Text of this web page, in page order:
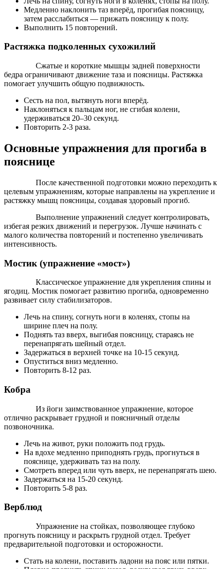
Медленно наклонить таз вперёд, прогибая поясницу,
затем расслабиться — прижать поясницу к полу.
Выполнить 15 повторений.
Растяжка подколенных сухожилий
Сжатые и короткие мышцы задней поверхности
бедра ограничивают движение таза и поясницы. Растяжка
помогает улучшить общую подвижность.
Сесть на пол, вытянуть ноги вперёд.
Наклоняться к пальцам ног, не сгибая колени,
удерживаться 20–30 секунд.
Повторить 2-3 раза.
Основные упражнения для прогиба в
пояснице
После качественной подготовки можно переходить к
целевым упражнениям, которые направлены на укрепление и
растяжку мышц поясницы, создавая здоровый прогиб.
Выполнение упражнений следует контролировать,
избегая резких движений и перегрузок. Лучше начинать с
малого количества повторений и постепенно увеличивать
интенсивность.
Мостик (упражнение «мост»)
Классическое упражнение для укрепления спины и
ягодиц. Мостик помогает развитию прогиба, одновременно
развивает силу стабилизаторов.
Лечь на спину, согнуть ноги в коленях, стопы на
ширине плеч на полу.
Поднять таз вверх, выгибая поясницу, стараясь не
перенапрягать шейный отдел.
Задержаться в верхней точке на 10-15 секунд.
Опуститься вниз медленно.
Повторить 8-12 раз.
Кобра
Из йоги заимствованное упражнение, которое
отлично раскрывает грудной и поясничный отделы
позвоночника.
Лечь на живот, руки положить под грудь.
На вдохе медленно приподнять грудь, прогнуться в
пояснице, удерживать таз на полу.
Смотреть вперед или чуть вверх, не перенапрягать шею.
Задержаться на 15-20 секунд.
Повторить 5-8 раз.
Верблюд
Упражнение на стойках, позволяющее глубоко
прогнуть поясницу и раскрыть грудной отдел. Требует
предварительной подготовки и осторожности.
Стать на колени, поставить ладони на пояс или пятки.